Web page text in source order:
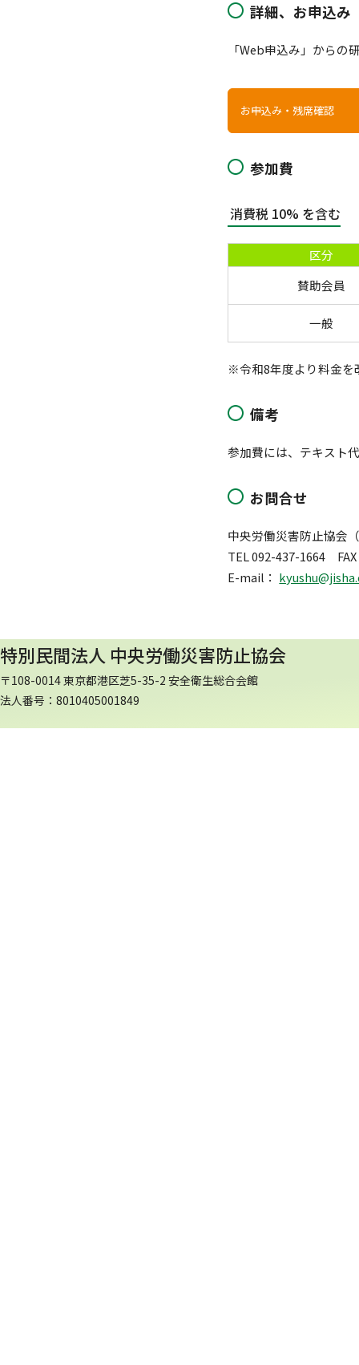
詳細、お申込み
「Web申込み」から
お申込み・残席確認
参加費
消費税 10% を含む
区分
賛助会員
一般
※令和8年度より料金を
備考
参加費には、テキスト
お問合せ
中央労働災害防止協会
TEL 092-437-1664
E-mail：
特別民間法人 中央労働災害防止協会
〒108-0014 東京都港区芝5-35-2 安全衛生総合会館
法人番号：8010405001849